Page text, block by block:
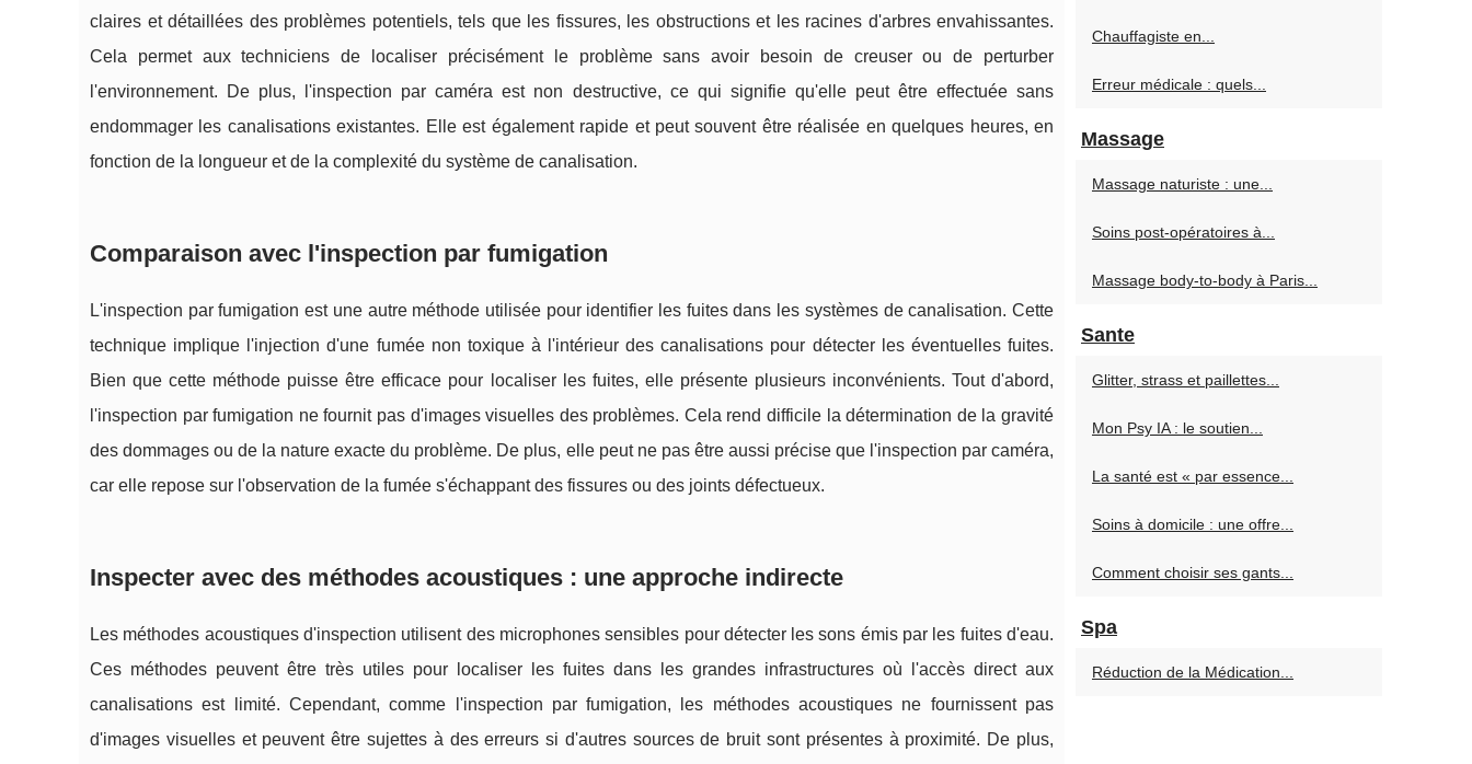
claires et détaillées des problèmes potentiels, tels que les fissures, les obstructions et les racines d'arbres envahissantes.
Cela permet aux techniciens de localiser précisément le problème sans avoir besoin de creuser ou de perturber
l'environnement. De plus, l'inspection par caméra est non destructive, ce qui signifie qu'elle peut être effectuée sans
endommager les canalisations existantes. Elle est également rapide et peut souvent être réalisée en quelques heures, en
fonction de la longueur et de la complexité du système de canalisation.
Comparaison avec l'inspection par fumigation
L'inspection par fumigation est une autre méthode utilisée pour identifier les fuites dans les systèmes de canalisation. Cette
technique implique l'injection d'une fumée non toxique à l'intérieur des canalisations pour détecter les éventuelles fuites.
Bien que cette méthode puisse être efficace pour localiser les fuites, elle présente plusieurs inconvénients. Tout d'abord,
l'inspection par fumigation ne fournit pas d'images visuelles des problèmes. Cela rend difficile la détermination de la gravité
des dommages ou de la nature exacte du problème. De plus, elle peut ne pas être aussi précise que l'inspection par caméra,
car elle repose sur l'observation de la fumée s'échappant des fissures ou des joints défectueux.
Inspecter avec des méthodes acoustiques : une approche indirecte
Les méthodes acoustiques d'inspection utilisent des microphones sensibles pour détecter les sons émis par les fuites d'eau.
Ces méthodes peuvent être très utiles pour localiser les fuites dans les grandes infrastructures où l'accès direct aux
canalisations est limité. Cependant, comme l'inspection par fumigation, les méthodes acoustiques ne fournissent pas
d'images visuelles et peuvent être sujettes à des erreurs si d'autres sources de bruit sont présentes à proximité. De plus,
Chauffagiste en...
Erreur médicale : quels...
Massage
Massage naturiste : une...
Soins post‑opératoires à...
Massage body-to-body à Paris...
Sante
Glitter, strass et paillettes...
Mon Psy IA : le soutien...
La santé est « par essence...
Soins à domicile : une offre...
Comment choisir ses gants...
Spa
Réduction de la Médication...